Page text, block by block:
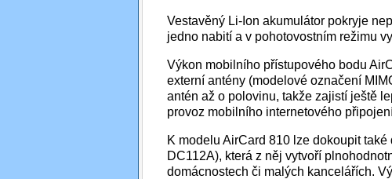
Vestavěný Li-Ion akumulátor pokryje
jedno nabití a v pohotovostním režimu
Výkon mobilního přístupového bodu
externí antény (modelové označení
antén až o polovinu, takže zajistí ještě
provoz mobilního internetového
K modelu AirCard 810 lze dokoupit
DC112A), která z něj vytvoří
domácnostech či malých kancelářích.